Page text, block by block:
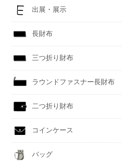
出展・展示
長財布
三つ折り財布
ラウンドファスナー長財布
二つ折り財布
コインケース
バッグ